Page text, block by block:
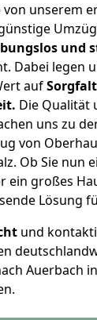
von unserem
und
Dabei legen
auf
Die Qualität
uns zu
von
Ob Sie nun
ein großes
Lösung
und
Auerbach